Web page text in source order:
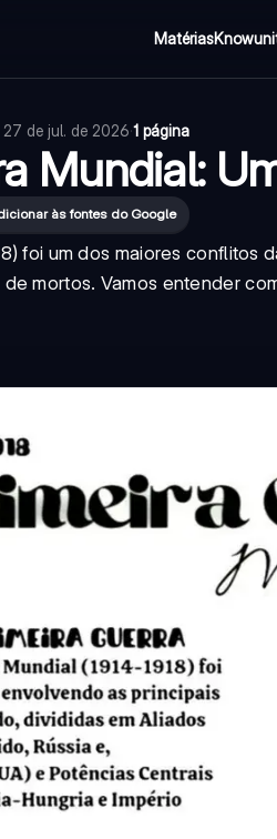
Matérias
27 de jul. de 2026·1 página
Mundial:
às fontes do Google
foi um dos maiores
mortos. Vamos entender